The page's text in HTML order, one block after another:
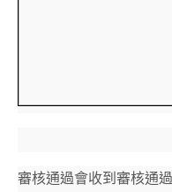
審核通過會收到審核通